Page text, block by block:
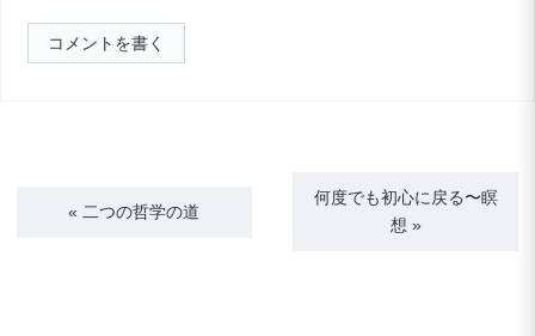
コメントを書く
« 二つの哲学の道
何度でも初心に戻る〜瞑
想 »